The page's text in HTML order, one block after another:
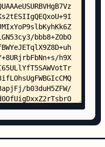
launcher.sh
launchpad.rasi
nordic.rasi